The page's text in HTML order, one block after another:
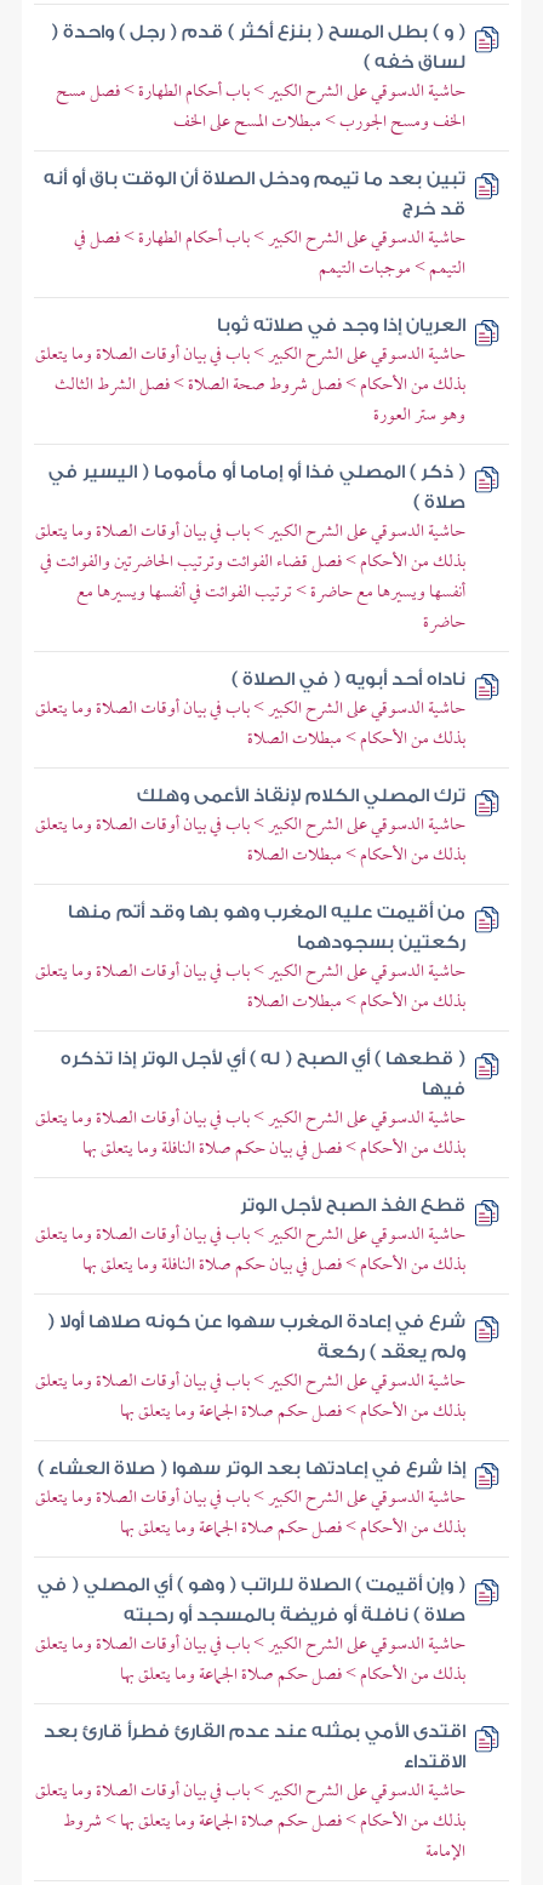
( و ) بطل المسح ( بنزع أكثر ) قدم ( رجل ) واحدة (
لساق خفه )
حاشية الدسوقي على الشرح الكبير > باب أحكام الطهارة > فصل مسح
الخف ومسح الجورب > مبطلات المسح على الخف
تبين بعد ما تيمم ودخل الصلاة أن الوقت باق أو أنه
قد خرج
حاشية الدسوقي على الشرح الكبير > باب أحكام الطهارة > فصل في
التيمم > موجبات التيمم
العريان إذا وجد في صلاته ثوبا
حاشية الدسوقي على الشرح الكبير > باب في بيان أوقات الصلاة وما يتعلق
بذلك من الأحكام > فصل شروط صحة الصلاة > فصل الشرط الثالث
وهو ستر العورة
( ذكر ) المصلي فذا أو إماما أو مأموما ( اليسير في
صلاة )
حاشية الدسوقي على الشرح الكبير > باب في بيان أوقات الصلاة وما يتعلق
بذلك من الأحكام > فصل قضاء الفوائت وترتيب الحاضرتين والفوائت في
أنفسها ويسيرها مع حاضرة > ترتيب الفوائت في أنفسها ويسيرها مع
حاضرة
ناداه أحد أبويه ( في الصلاة )
حاشية الدسوقي على الشرح الكبير > باب في بيان أوقات الصلاة وما يتعلق
بذلك من الأحكام > مبطلات الصلاة
ترك المصلي الكلام لإنقاذ الأعمى وهلك
حاشية الدسوقي على الشرح الكبير > باب في بيان أوقات الصلاة وما يتعلق
بذلك من الأحكام > مبطلات الصلاة
من أقيمت عليه المغرب وهو بها وقد أتم منها
ركعتين بسجودهما
حاشية الدسوقي على الشرح الكبير > باب في بيان أوقات الصلاة وما يتعلق
بذلك من الأحكام > مبطلات الصلاة
( قطعها ) أي الصبح ( له ) أي لأجل الوتر إذا تذكره
فيها
حاشية الدسوقي على الشرح الكبير > باب في بيان أوقات الصلاة وما يتعلق
بذلك من الأحكام > فصل في بيان حكم صلاة النافلة وما يتعلق بها
قطع الفذ الصبح لأجل الوتر
حاشية الدسوقي على الشرح الكبير > باب في بيان أوقات الصلاة وما يتعلق
بذلك من الأحكام > فصل في بيان حكم صلاة النافلة وما يتعلق بها
شرع في إعادة المغرب سهوا عن كونه صلاها أولا (
ولم يعقد ) ركعة
حاشية الدسوقي على الشرح الكبير > باب في بيان أوقات الصلاة وما يتعلق
بذلك من الأحكام > فصل حكم صلاة الجماعة وما يتعلق بها
إذا شرع في إعادتها بعد الوتر سهوا ( صلاة العشاء )
حاشية الدسوقي على الشرح الكبير > باب في بيان أوقات الصلاة وما يتعلق
بذلك من الأحكام > فصل حكم صلاة الجماعة وما يتعلق بها
( وإن أقيمت ) الصلاة للراتب ( وهو ) أي المصلي ( في
صلاة ) نافلة أو فريضة بالمسجد أو رحبته
حاشية الدسوقي على الشرح الكبير > باب في بيان أوقات الصلاة وما يتعلق
بذلك من الأحكام > فصل حكم صلاة الجماعة وما يتعلق بها
اقتدى الأمي بمثله عند عدم القارئ فطرأ قارئ بعد
الاقتداء
حاشية الدسوقي على الشرح الكبير > باب في بيان أوقات الصلاة وما يتعلق
بذلك من الأحكام > فصل حكم صلاة الجماعة وما يتعلق بها > شروط
الإمامة